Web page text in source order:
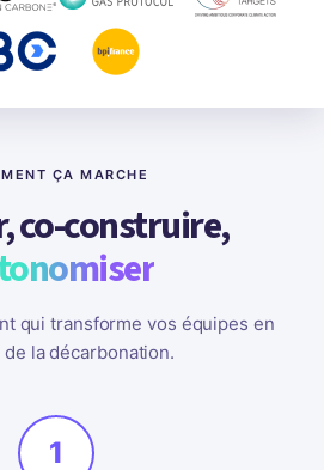
ÇA MARCHE
co-construire,
qui transforme vos équipes en
la décarbonation.
1